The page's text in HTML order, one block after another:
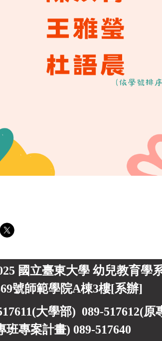
國立臺東大學 幼兒教育學
號師範學院A棟3樓[系辦]
大學部) 089-517612(
班專案計畫) 089-517640